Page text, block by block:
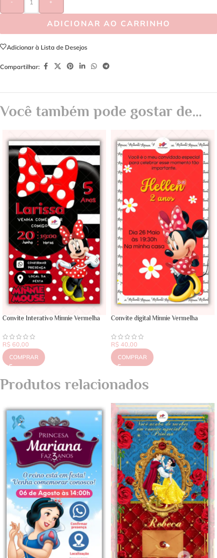
- +
ADICIONAR AO CARRINHO
Adicionar à Lista de Desejos
Compartilhar:
Você também pode gostar de…
Convite Interativo Minnie Vermelha
R$ 60,00
COMPRAR
Convite digital Minnie Vermelha
R$ 40,00
COMPRAR
Produtos relacionados